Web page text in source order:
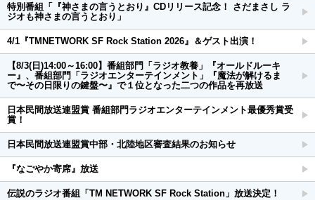
特別番組「『神さまの言うとおり』CDリリース記念！ さだまさし ラ
ジオも神さまの言うとおり」
4/1『TMNETWORK SF Rock Station 2026』＆ゲスト出演！
【8/3(日)14:00～16:00】番組部門「ラジオ教養」『オールドルーキ
ー』、番組部門「ラジオエンターテインメント」『魔法が解けるま
で〜その日限りの鍵盤〜』で１位となった二つの作品を再放送
日本民間放送連盟賞 番組部門ラジオエンターテインメント最優秀賞受
賞！
日本民間放送連盟賞中部・北陸地区審査結果のお知らせ
『なごやか寄席』放送
伝説のラジオ番組「TM NETWORK SF Rock Station」放送決定！